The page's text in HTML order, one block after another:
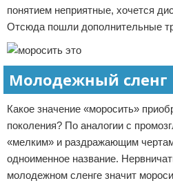
понятием неприятные, хочется
Отсюда пошли дополнительные
Молодежный сленг
Какое значение «моросить»
поколения? По аналогии с
«мелким» и раздражающим
одноименное название.
молодежном сленге значит